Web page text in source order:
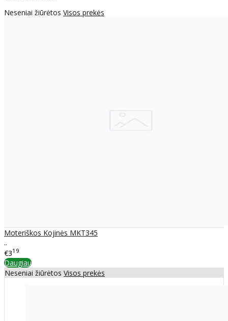
Neseniai žiūrėtos Visos prekės
Moteriškos Kojinės MKT345
..
€319
Daugiau
Neseniai žiūrėtos Visos prekės